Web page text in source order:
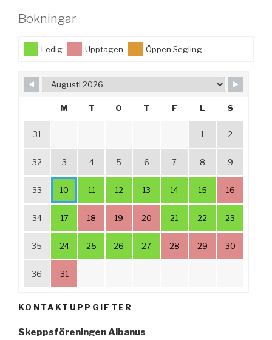
Bokningar
Ledig Upptagen Öppen Segling
M T O T F L S
31 1 2
32 3 4 5 6 7 8 9
33 10 11 12 13 14 15 16
34 17 18 19 20 21 22 23
35 24 25 26 27 28 29 30
36 31
KONTAKTUPPGIFTER
Skeppsföreningen Albanus